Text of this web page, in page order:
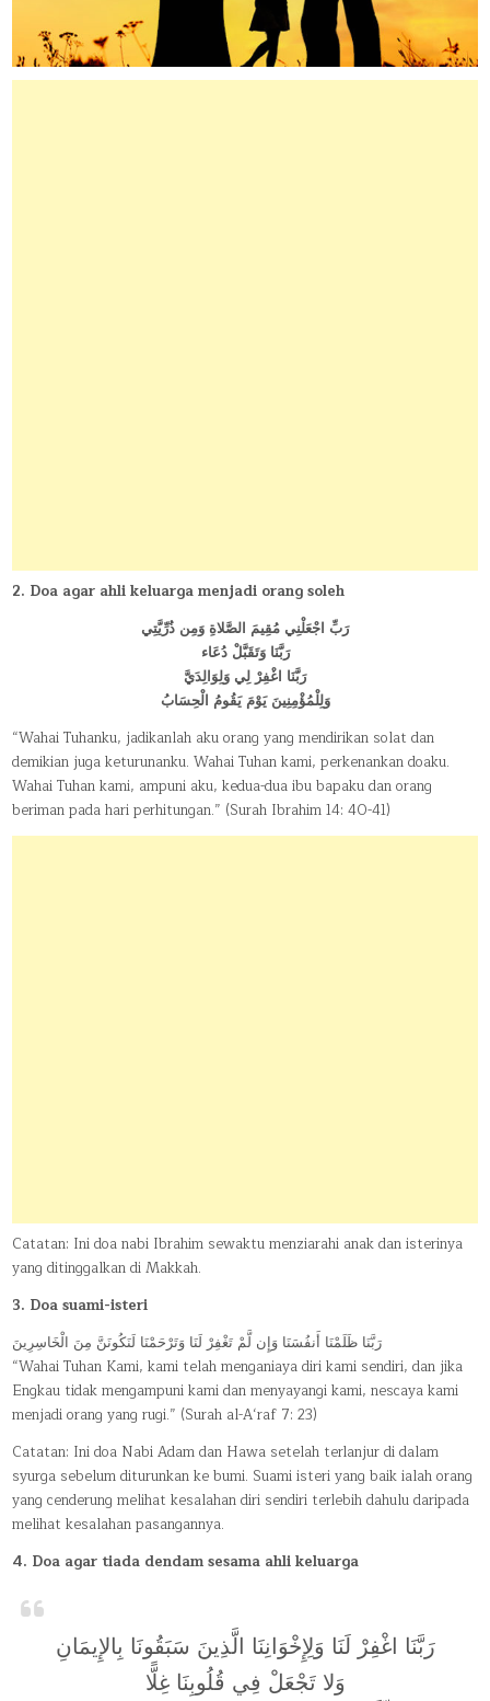
2. Doa agar ahli keluarga menjadi orang soleh
رَبِّ اجْعَلْنِي مُقِيمَ الصَّلاةِ وَمِن ذُرِّيَّتِي
رَبَّنَا وَتَقَبَّلْ دُعَاء
رَبَّنَا اغْفِرْ لِي وَلِوَالِدَيَّ
وَلِلْمُؤْمِنِينَ يَوْمَ يَقُومُ الْحِسَابُ
“Wahai Tuhanku, jadikanlah aku orang yang mendirikan solat dan
demikian juga keturunanku. Wahai Tuhan kami, perkenankan doaku.
Wahai Tuhan kami, ampuni aku, kedua-dua ibu bapaku dan orang
beriman pada hari perhitungan.” (Surah Ibrahim 14: 40-41)
Catatan: Ini doa nabi Ibrahim sewaktu menziarahi anak dan isterinya
yang ditinggalkan di Makkah.
3. Doa suami-isteri
رَبَّنَا ظَلَمْنَا أَنفُسَنَا وَإِن لَّمْ تَغْفِرْ لَنَا وَتَرْحَمْنَا لَنَكُونَنَّ مِنَ الْخَاسِرِينَ
“Wahai Tuhan Kami, kami telah menganiaya diri kami sendiri, dan jika
Engkau tidak mengampuni kami dan menyayangi kami, nescaya kami
menjadi orang yang rugi.” (Surah al-A‘raf 7: 23)
Catatan: Ini doa Nabi Adam dan Hawa setelah terlanjur di dalam
syurga sebelum diturunkan ke bumi. Suami isteri yang baik ialah orang
yang cenderung melihat kesalahan diri sendiri terlebih dahulu daripada
melihat kesalahan pasangannya.
4. Doa agar tiada dendam sesama ahli keluarga
رَبَّنَا اغْفِرْ لَنَا وَلِإِخْوَانِنَا الَّذِينَ سَبَقُونَا بِالإِيمَانِ
وَلا تَجْعَلْ فِي قُلُوبِنَا غِلًّا